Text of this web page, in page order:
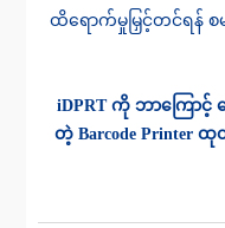
ထိရောက်မှုမြှင့်တင်ရန် စမ
iDPRT ကို ဘာကြော
တဲ့ Barcode Printer